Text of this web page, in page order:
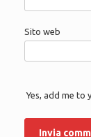
Sito web
Yes, add me to